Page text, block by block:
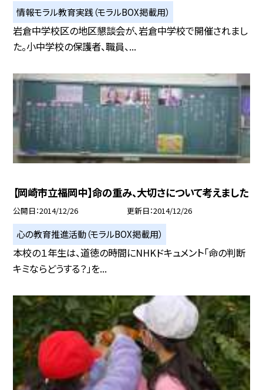
情報モラル教育実践（モラルBOX掲載用）
岩倉中学校区の地区懇談会が、岩倉中学校で開催されまし
た。小中学校の保護者、職員、...
【岡崎市立福岡中】命の重み、大切さについて考えました
公開日 2014/12/26 更新日 2014/12/26
心の教育推進活動（モラルBOX掲載用）
本校の１年生は、道徳の時間にNHKドキュメント「命の判断
キミならどうする？」を...